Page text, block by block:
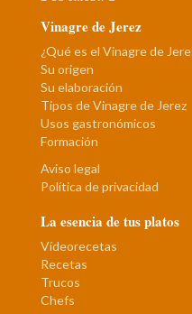
Vinagre de Jerez
¿Qué es el Vinagre de
Su origen
Su elaboración
Tipos de Vinagre de Jerez
Usos gastronómicos
Formación
Aviso legal
Política de privacidad
La esencia de tus platos
Vídeorecetas
Recetas
Trucos
Chefs